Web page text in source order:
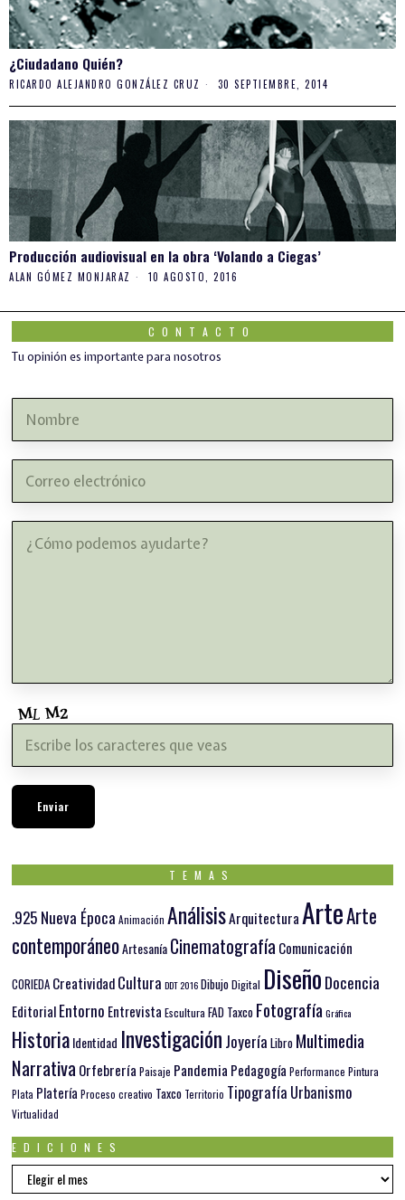
¿Ciudadano Quién?
RICARDO ALEJANDRO GONZÁLEZ CRUZ 30 SEPTIEMBRE, 2014
Producción audiovisual en la obra ‘Volando a Ciegas’
ALAN GÓMEZ MONJARAZ 10 AGOSTO, 2016
CONTACTO
Tu opinión es importante para nosotros
TEMAS
.925 Nueva Época Animación AnálisisArquitecturaArteArte
contemporáneoArtesaníaCinematografía Comunicación
CORIEDA CreatividadCultura DDT 2016 DibujoDigital DiseñoDocencia
EditorialEntorno Entrevista Escultura FAD Taxco Fotografía Gráfica
HistoriaIdentidad Investigación Joyería Libro Multimedia
Narrativa Orfebrería Paisaje Pandemia Pedagogía Performance Pintura
Plata Platería Proceso creativo Taxco Territorio Tipografía Urbanismo
Virtualidad
EDICIONES
EDICIONES